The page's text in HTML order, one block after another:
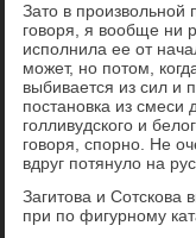
Зато в произвольной
говоря, я вообще ни
исполнила ее от
может, но потом,
выбивается из сил и
постановка из смеси
голливудского и
говоря, спорно. Не
вдруг потянуло на
Загитова и Сотскова
при по фигурному